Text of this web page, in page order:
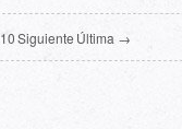
10Siguiente Última →